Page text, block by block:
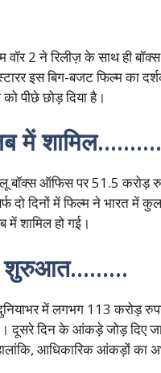
वॉर 2 ने रिलीज़ के साथ ही
इस बिग-बजट फिल्म का
पीछे छोड़ दिया है।
में शामिल……….
बॉक्स ऑफिस पर 51.5 करोड़
दो दिनों में फिल्म ने भारत में
शामिल हो गई।
शुरुआत………
में लगभग 113 करोड़
दूसरे दिन के आंकड़े जोड़ दिए
आधिकारिक आंकड़ों का